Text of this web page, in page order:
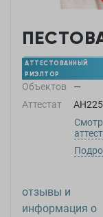
АТТЕСТОВАННЫЙ
РИЭЛТОР
Объектов
—
Аттестат
отзывы и
информация о